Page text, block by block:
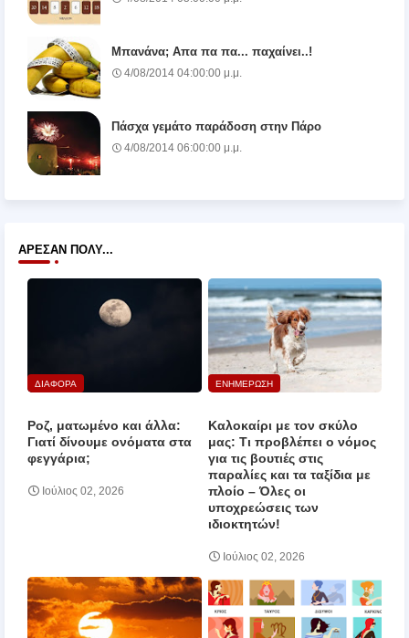
Μπανάνα; Απα πα πα... παχαίνει..!
4/08/2014 04:00:00 μ.μ.
Πάσχα γεμάτο παράδοση στην Πάρο
4/08/2014 06:00:00 μ.μ.
ΆΡΕΣΑΝ ΠΟΛΎ...
ΔΙΑΦΟΡΑ
Ροζ, ματωμένο και άλλα:
Γιατί δίνουμε ονόματα στα
φεγγάρια;
Ιούλιος 02, 2026
ΕΝΗΜΕΡΩΣΗ
Καλοκαίρι με τον σκύλο
μας: Τι προβλέπει ο νόμος
για τις βουτιές στις
παραλίες και τα ταξίδια με
πλοίο – Όλες οι
υποχρεώσεις των
ιδιοκτητών!
Ιούλιος 02, 2026